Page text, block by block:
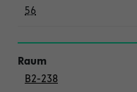
56
B2-238